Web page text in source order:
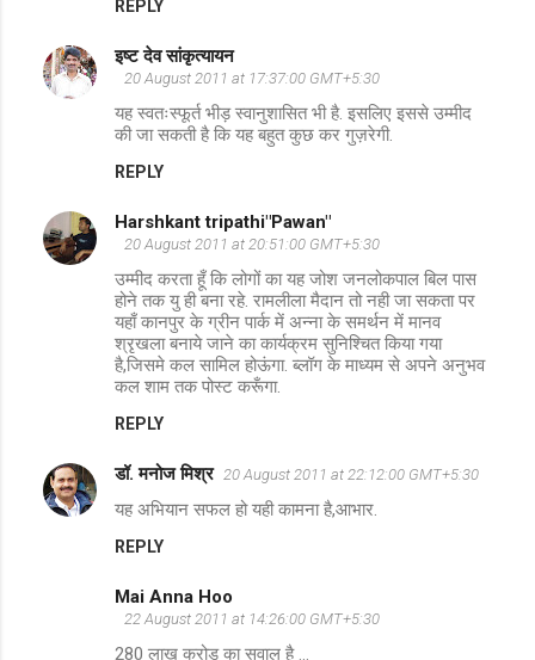
REPLY
इष्ट देव सांकृत्यायन
20 August 2011 at 17:37:00 GMT+5:30
यह स्वतःस्फूर्त भीड़ स्वानुशासित भी है. इसलिए इससे उम्मीद
की जा सकती है कि यह बहुत कुछ कर गुज़रेगी.
REPLY
Harshkant tripathi"Pawan"
20 August 2011 at 20:51:00 GMT+5:30
उम्मीद करता हूँ कि लोगों का यह जोश जनलोकपाल बिल पास
होने तक यु ही बना रहे. रामलीला मैदान तो नही जा सकता पर
यहाँ कानपुर के ग्रीन पार्क में अन्ना के समर्थन में मानव
श्रृखला बनाये जाने का कार्यक्रम सुनिश्चित किया गया
है,जिसमे कल सामिल होऊंगा. ब्लॉग के माध्यम से अपने अनुभव
कल शाम तक पोस्ट करूँगा.
REPLY
डॉ. मनोज मिश्र 20 August 2011 at 22:12:00 GMT+5:30
यह अभियान सफल हो यही कामना है,आभार.
REPLY
Mai Anna Hoo
22 August 2011 at 14:26:00 GMT+5:30
280 लाख करोड़ का सवाल है …